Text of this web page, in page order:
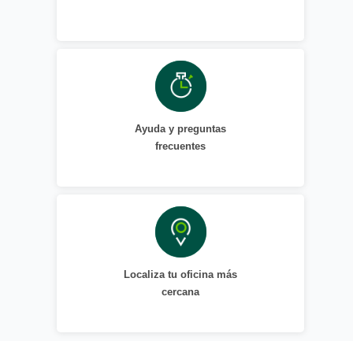
Ayuda y preguntas
frecuentes
Localiza tu oficina más
cercana